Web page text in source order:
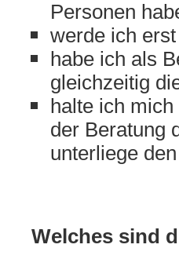
Personen
werde ich
habe ich als
gleichzeitig
halte ich
der Beratung
unterliege
Welches sind